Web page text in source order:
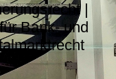
|
Bank- und